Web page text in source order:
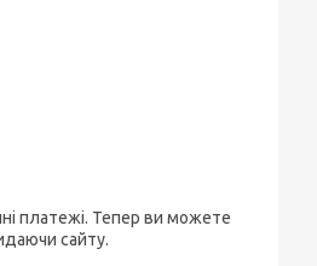
платежі. Тепер ви можете
сайту.